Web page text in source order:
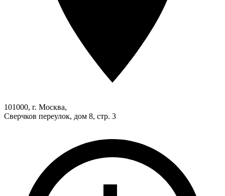
101000, г. Москва,
Сверчков переулок, дом 8, стр. 3